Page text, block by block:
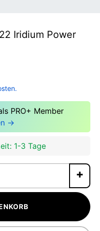
Iridium Power
PRO+ Member
→
1-3 Tage